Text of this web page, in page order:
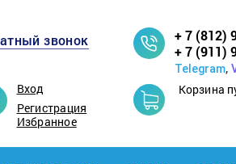
звонок
Вход
Регистрация
Избранное
+ 7 (812)
+ 7 (911)
Telegram,
Корзина